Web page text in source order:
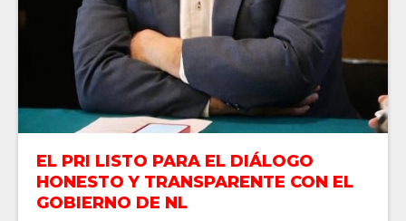
EL PRI LISTO PARA EL DIÁLOGO
HONESTO Y TRANSPARENTE CON EL
GOBIERNO DE NL